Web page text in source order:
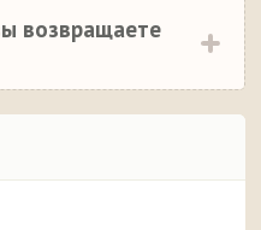
возвращаете